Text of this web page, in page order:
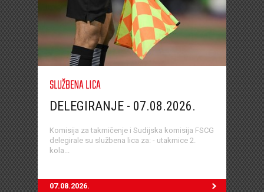
SLUŽBENA LICA
DELEGIRANJE - 07.08.2026.
Komisija za takmičenje i Sudijska komisija FSCG
delegirale su službena lica za: - utakmice 2.
kola...
07.08.2026.